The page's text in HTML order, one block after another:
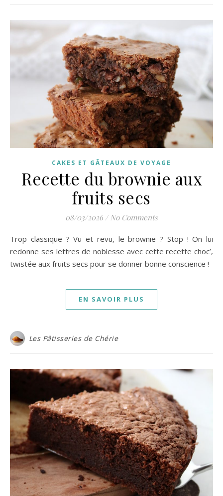
CAKES ET GÂTEAUX DE VOYAGE
Recette du brownie aux
fruits secs
08/03/2026 / No Comments
Trop classique ? Vu et revu, le brownie ? Stop ! On lui
redonne ses lettres de noblesse avec cette recette choc’,
twistée aux fruits secs pour se donner bonne conscience !
EN SAVOIR PLUS
Les Pâtisseries de Chérie